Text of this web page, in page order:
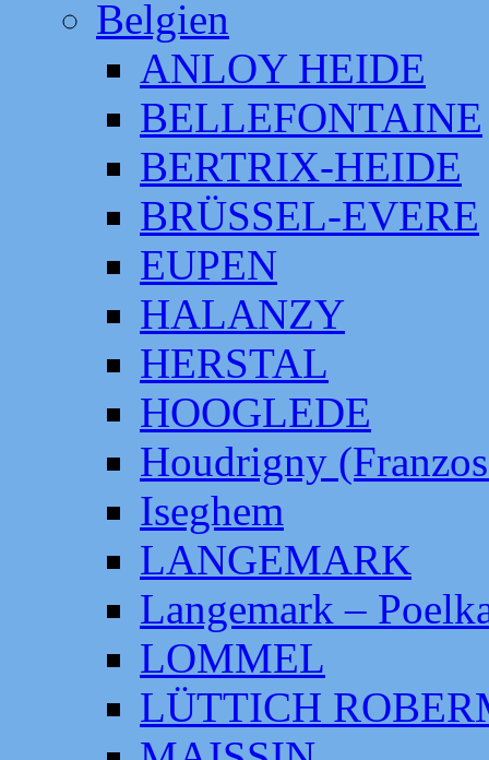
Belgien
ANLOY HEIDE
BELLEFONTAINE
BERTRIX-HEIDE
BRÜSSEL-EVERE
EUPEN
HALANZY
HERSTAL
HOOGLEDE
Houdrigny
Iseghem
LANGEMARK
Langemark –
LOMMEL
LÜTTICH